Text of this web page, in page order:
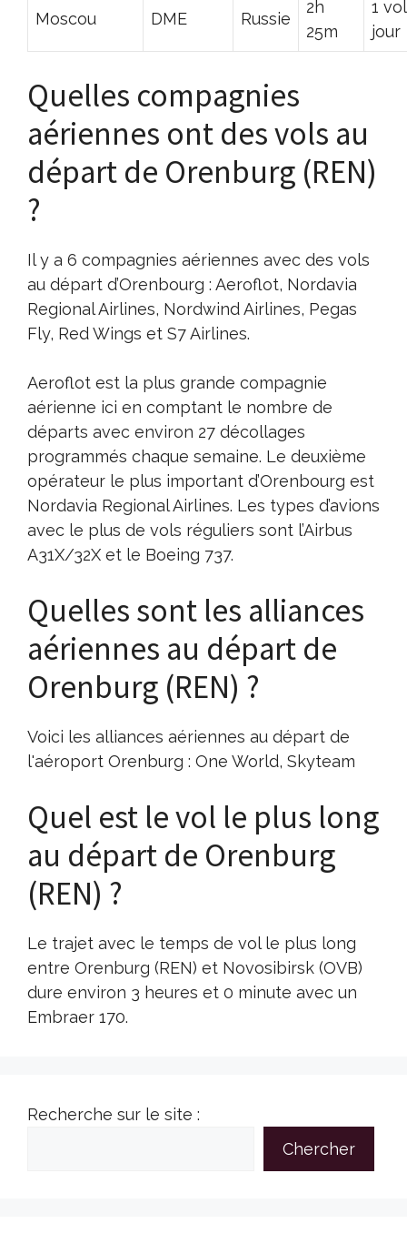
Moscou DME Russie
2h
25m
1
jour
Quelles compagnies
aériennes ont des vols au
départ de Orenburg (REN)
?
Il y a 6 compagnies aériennes avec des vols
au départ d’Orenbourg : Aeroflot, Nordavia
Regional Airlines, Nordwind Airlines, Pegas
Fly, Red Wings et S7 Airlines.
Aeroflot est la plus grande compagnie
aérienne ici en comptant le nombre de
départs avec environ 27 décollages
programmés chaque semaine. Le deuxième
opérateur le plus important d’Orenbourg est
Nordavia Regional Airlines. Les types d’avions
avec le plus de vols réguliers sont l’Airbus
A31X/32X et le Boeing 737.
Quelles sont les alliances
aériennes au départ de
Orenburg (REN) ?
Voici les alliances aériennes au départ de
l'aéroport Orenburg : One World, Skyteam
Quel est le vol le plus long
au départ de Orenburg
(REN) ?
Le trajet avec le temps de vol le plus long
entre Orenburg (REN) et Novosibirsk (OVB)
dure environ 3 heures et 0 minute avec un
Embraer 170.
Recherche sur le site :
Chercher